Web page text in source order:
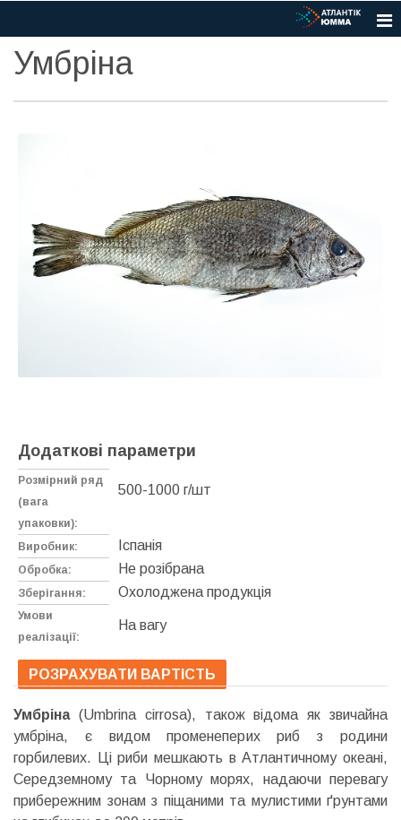
Умбріна
Додаткові параметри
Розмірний ряд
(вага
упаковки):
500-1000 г/шт
Виробник: Іспанія
Обробка: Не розібрана
Зберігання: Охолоджена продукція
Умови
реалізації:
На вагу
РОЗРАХУВАТИ ВАРТІСТЬ
Умбріна(Umbrina cirrosa), також відома як звичайна
умбріна, є видом променеперих риб з родини
горбилевих. Ці риби мешкають в Атлантичному океані,
Середземному та Чорному морях, надаючи перевагу
прибережним зонам з піщаними та мулистими ґрунтами